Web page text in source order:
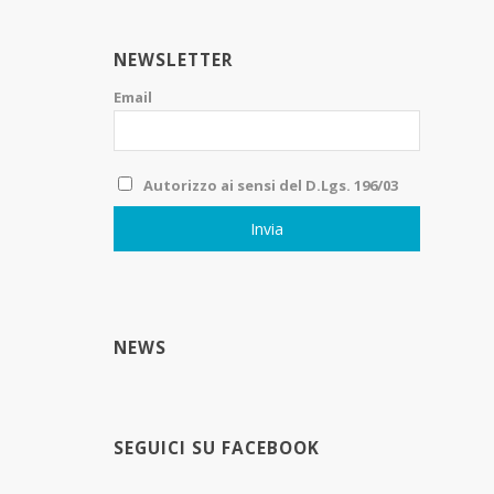
NEWSLETTER
Email
Autorizzo ai sensi del D.Lgs. 196/03
NEWS
SEGUICI SU FACEBOOK